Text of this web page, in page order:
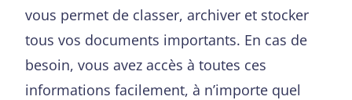
vous permet de classer, archiver et stocker
tous vos documents importants. En cas de
besoin, vous avez accès à toutes ces
informations facilement, à n’importe quel